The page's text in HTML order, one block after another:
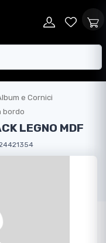
e Cornici
bordo
LEGNO MDF